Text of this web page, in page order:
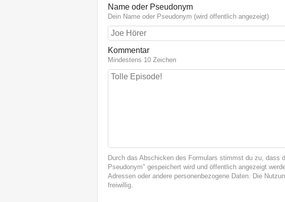
Name oder Pseudonym
Dein Name oder Pseudonym (wird öffentlich angezeigt)
Kommentar
Mindestens 10 Zeichen
Durch das Abschicken des Formulars stimmst du zu, dass
Pseudonym" gespeichert wird und öffentlich angezeigt
Adressen oder andere personenbezogene Daten. Die
freiwillig.